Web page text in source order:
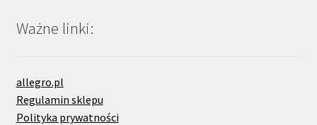
Ważne linki:
allegro.pl
Regulamin sklepu
Polityka prywatności